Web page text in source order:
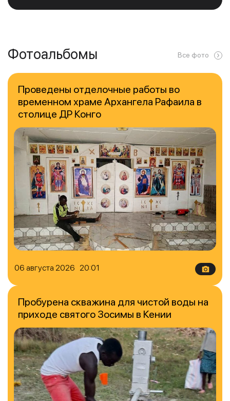
Фотоальбомы Все фото
06 августа 2026 20:01
Проведены отделочные работы во
временном храме Архангела Рафаила в
столице ДР Конго
Пробурена скважина для чистой воды на
приходе святого Зосимы в Кении